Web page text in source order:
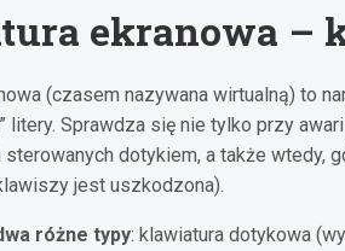
ekranowa –
(czasem nazywana wirtualną) to
litery. Sprawdza się nie tylko przy
sterowanych dotykiem, a także wtedy,
jest uszkodzona).
różne typy: klawiatura dotykowa